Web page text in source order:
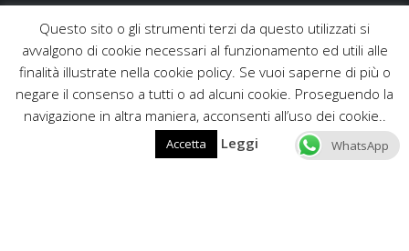
Questo sito o gli strumenti terzi da questo utilizzati si
avvalgono di cookie necessari al funzionamento ed utili alle
finalità illustrate nella cookie policy. Se vuoi saperne di più o
negare il consenso a tutti o ad alcuni cookie. Proseguendo la
navigazione in altra maniera, acconsenti all’uso dei cookie..
Accetta Leggi WhatsApp